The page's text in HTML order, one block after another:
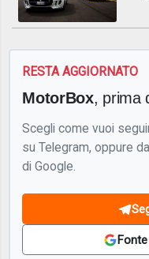
RESTA AGGIORNATO
MotorBox, prima
Scegli come vuoi
su Telegram, oppure
di Google.